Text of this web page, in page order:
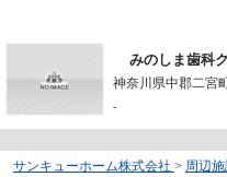
みのしま歯科
神奈川県中郡二宮
-
サンキューホーム株式会社 > 周辺